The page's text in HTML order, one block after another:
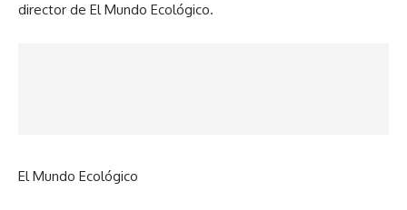
director de El Mundo Ecológico.
El Mundo Ecológico